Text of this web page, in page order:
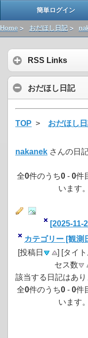
簡単ログイン
Home > おだほし日記>
RSS Links
おだほし日記
TOP > おだほし
nakanek さんの日
全0件のうち0 - 0件
います。
[2025-11-
カテゴリー [観測
[投稿日
] [タイ
セス数
該当する日記はあり
全0件のうち0 - 0件
います。